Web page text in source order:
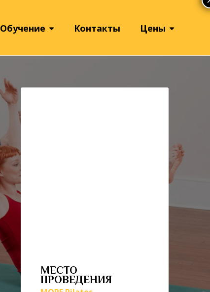
Обучение Контакты Цены
МЕСТО
ПРОВЕДЕНИЯ